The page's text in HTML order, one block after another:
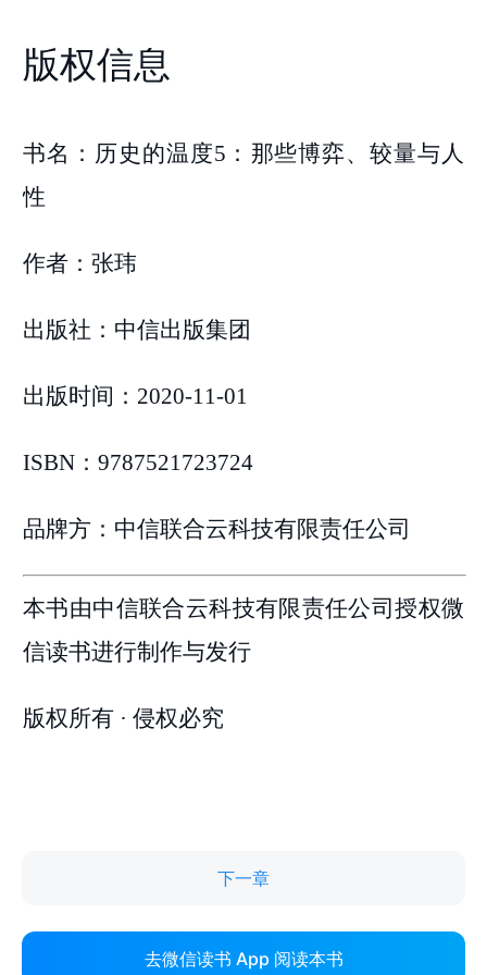
下一章
去微信读书 App 阅读本书